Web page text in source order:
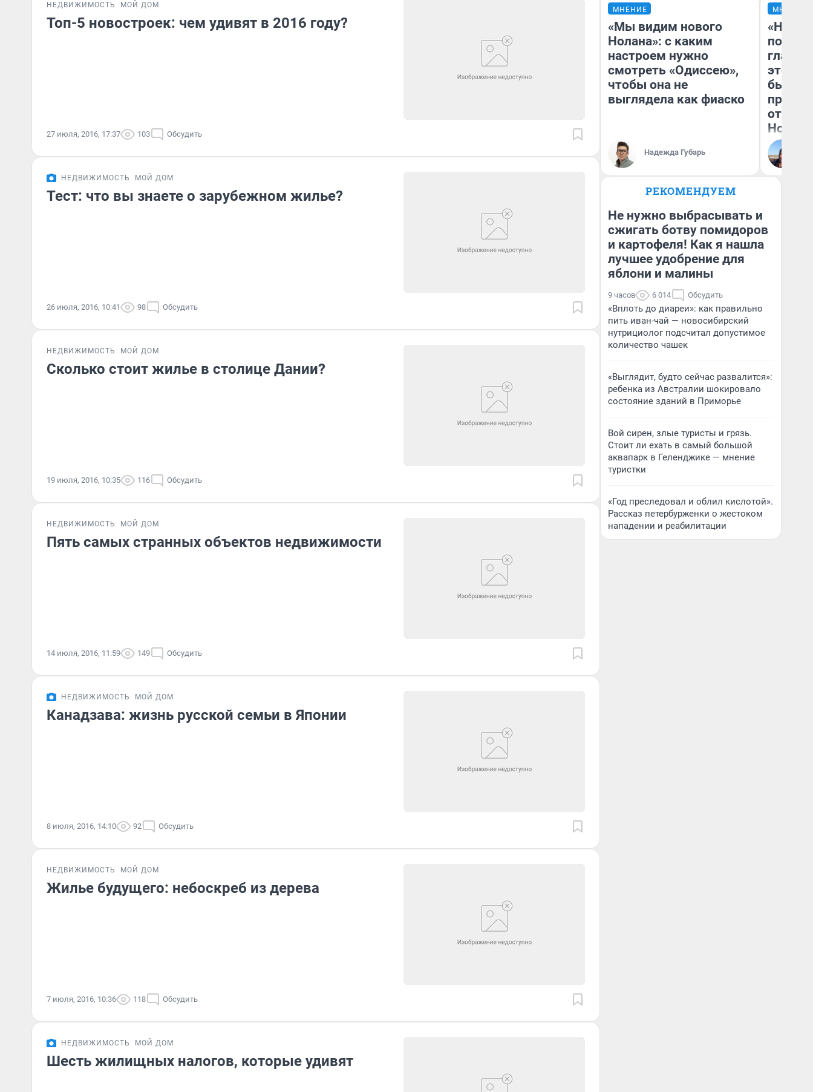
НЕДВИЖИМОСТЬ МОЙ ДОМ
Топ-5 новостроек: чем удивят в 2016 году?
27 июля, 2016, 17:37 103 Обсудить
НЕДВИЖИМОСТЬ МОЙ ДОМ
Тест: что вы знаете о зарубежном жилье?
26 июля, 2016, 10:41 98 Обсудить
НЕДВИЖИМОСТЬ МОЙ ДОМ
Сколько стоит жилье в столице Дании?
19 июля, 2016, 10:35 116 Обсудить
НЕДВИЖИМОСТЬ МОЙ ДОМ
Пять самых странных объектов недвижимости
14 июля, 2016, 11:59 149 Обсудить
НЕДВИЖИМОСТЬ МОЙ ДОМ
Канадзава: жизнь русской семьи в Японии
8 июля, 2016, 14:10 92 Обсудить
НЕДВИЖИМОСТЬ МОЙ ДОМ
Жилье будущего: небоскреб из дерева
7 июля, 2016, 10:36 118 Обсудить
НЕДВИЖИМОСТЬ МОЙ ДОМ
Шесть жилищных налогов, которые удивят
МНЕНИЕ
«Мы видим нового
Нолана»: с каким
настроем нужно
смотреть «Одиссею»,
чтобы она не
выглядела как фиаско
Надежда Губарь
МНЕНИЕ
этого
бьет
отзыв
Нолана
РЕКОМЕНДУЕМ
Не нужно выбрасывать и
сжигать ботву помидоров
и картофеля! Как я нашла
лучшее удобрение для
яблони и малины
9 часов 6 014 Обсудить
«Вплоть до диареи»: как правильно
пить иван-чай — новосибирский
нутрициолог подсчитал допустимое
количество чашек
«Выглядит, будто сейчас развалится»:
ребенка из Австралии шокировало
состояние зданий в Приморье
Вой сирен, злые туристы и грязь.
Стоит ли ехать в самый большой
аквапарк в Геленджике — мнение
туристки
«Год преследовал и облил кислотой».
Рассказ петербурженки о жестоком
нападении и реабилитации